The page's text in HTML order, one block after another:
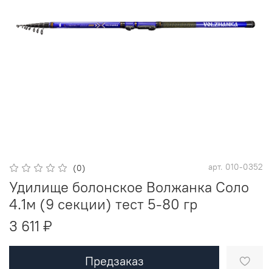
(0) арт. 010-0352
Удилище болонское Волжанка Соло
4.1м (9 секции) тест 5-80 гр
3 611 ₽
Предзаказ